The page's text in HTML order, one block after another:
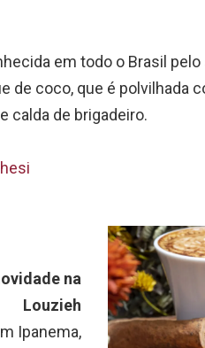
em todo o Brasil pelo
de coco, que é polvilhada
calda de brigadeiro.
na
Louzieh
Ipanema,